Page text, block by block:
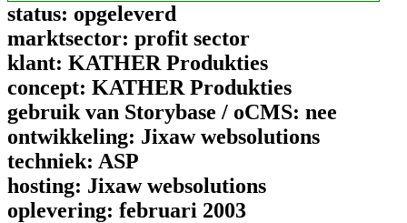
status: opgeleverd
marktsector: profit sector
klant: KATHER Produkties
concept: KATHER Produkties
gebruik van Storybase / oCMS: nee
ontwikkeling: Jixaw websolutions
techniek: ASP
hosting: Jixaw websolutions
oplevering: februari 2003